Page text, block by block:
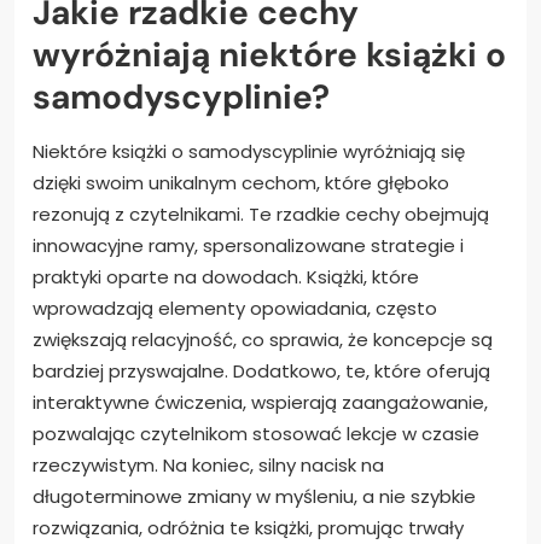
Jakie rzadkie cechy
wyróżniają niektóre książki o
samodyscyplinie?
Niektóre książki o samodyscyplinie wyróżniają się
dzięki swoim unikalnym cechom, które głęboko
rezonują z czytelnikami. Te rzadkie cechy obejmują
innowacyjne ramy, spersonalizowane strategie i
praktyki oparte na dowodach. Książki, które
wprowadzają elementy opowiadania, często
zwiększają relacyjność, co sprawia, że koncepcje są
bardziej przyswajalne. Dodatkowo, te, które oferują
interaktywne ćwiczenia, wspierają zaangażowanie,
pozwalając czytelnikom stosować lekcje w czasie
rzeczywistym. Na koniec, silny nacisk na
długoterminowe zmiany w myśleniu, a nie szybkie
rozwiązania, odróżnia te książki, promując trwały